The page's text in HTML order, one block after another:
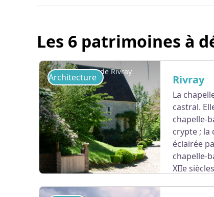
Les 6 patrimoines à
Chapelle de Rivray
Architecture Rivray
La
castral.
chapelle-
crypte ; la
éclairée
chapelle-
XIIe
Patrimoine.